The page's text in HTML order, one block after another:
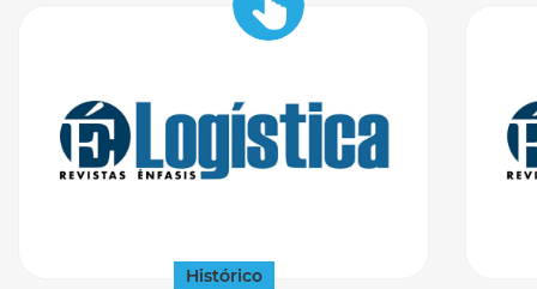
Histórico